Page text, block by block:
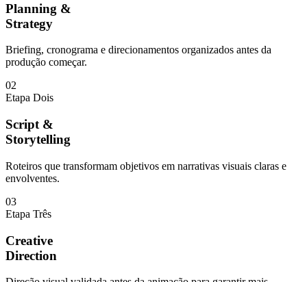
Planning &
Strategy
Briefing, cronograma e direcionamentos organizados antes da
produção começar.
02
Etapa Dois
Script &
Storytelling
Roteiros que transformam objetivos em narrativas visuais claras e
envolventes.
03
Etapa Três
Creative
Direction